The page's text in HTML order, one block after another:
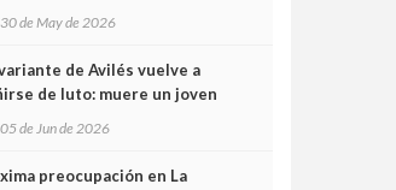
de los trenes que no
por los túneles
30 de May de 2026
de Avilés vuelve a
de luto: muere un joven
05 de Jun de 2026
preocupación en La